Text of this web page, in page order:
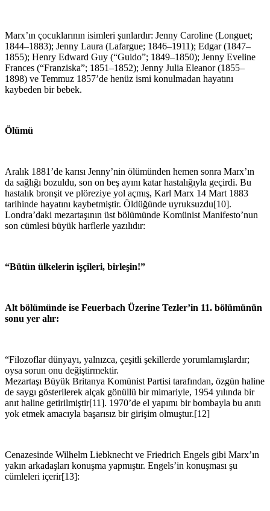
Marx’ın çocuklarının isimleri şunlardır: Jenny Caroline (Longuet;
1844–1883); Jenny Laura (Lafargue; 1846–1911); Edgar (1847–
1855); Henry Edward Guy (“Guido”; 1849–1850); Jenny Eveline
Frances (“Franziska”; 1851–1852); Jenny Julia Eleanor (1855–
1898) ve Temmuz 1857’de henüz ismi konulmadan hayatını
kaybeden bir bebek.
Ölümü
Aralık 1881’de karısı Jenny’nin ölümünden hemen sonra Marx’ın
da sağlığı bozuldu, son on beş ayını katar hastalığıyla geçirdi. Bu
hastalık bronşit ve plöreziye yol açmış, Karl Marx 14 Mart 1883
tarihinde hayatını kaybetmiştir. Öldüğünde uyruksuzdu[10].
Londra’daki mezartaşının üst bölümünde Komünist Manifesto’nun
son cümlesi büyük harflerle yazılıdır:
“Bütün ülkelerin işçileri, birleşin!”
Alt bölümünde ise Feuerbach Üzerine Tezler’in 11. bölümünün
sonu yer alır:
“Filozoflar dünyayı, yalnızca, çeşitli şekillerde yorumlamışlardır;
oysa sorun onu değiştirmektir.
Mezartaşı Büyük Britanya Komünist Partisi tarafından, özgün haline
de saygı gösterilerek alçak gönüllü bir mimariyle, 1954 yılında bir
anıt haline getirilmiştir[11]. 1970’de el yapımı bir bombayla bu anıtı
yok etmek amacıyla başarısız bir girişim olmuştur.[12]
Cenazesinde Wilhelm Liebknecht ve Friedrich Engels gibi Marx’ın
yakın arkadaşları konuşma yapmıştır. Engels’in konuşması şu
cümleleri içerir[13]: